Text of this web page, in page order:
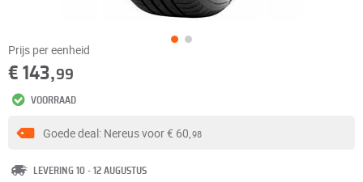
Prijs per eenheid
€ 143,99
VOORRAAD
Goede deal: Nereus voor€ 60,98
LEVERING 10 - 12 AUGUSTUS